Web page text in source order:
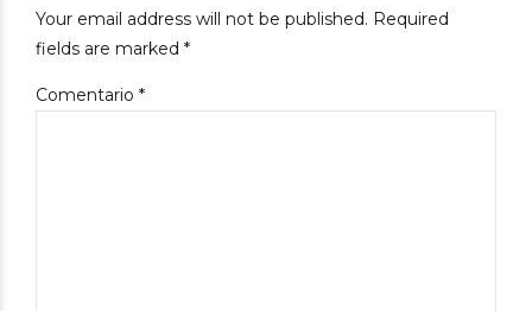
Your email address will not be published. Required
fields are marked *
Comentario *